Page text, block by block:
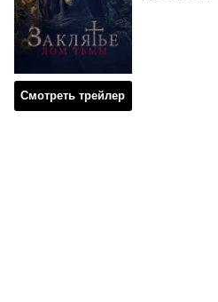
Смотреть трейлер